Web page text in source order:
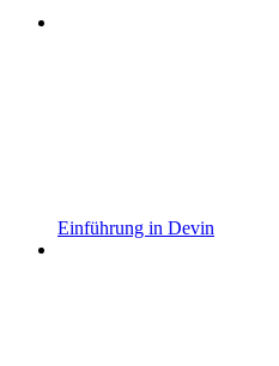
Einführung in Devin